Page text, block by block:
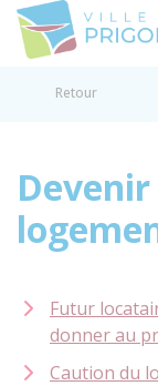
Retour
Futur
donner au
Caution du